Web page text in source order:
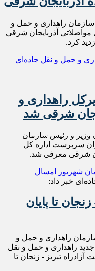
سازمان راهداری و حمل و
مواصلاتی آذربایجان شرقی
کرد.
راهداری و
شرقی شد
وزیر و رئیس سازمان
سرپرست اداره کل
شرقی معرفی شد‌.
خبر داد:
تا پایان
راهداری و حمل و
راهداری و حمل و نقل
تبریز - زنجان تا